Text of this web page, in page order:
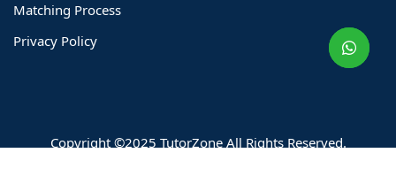
9 时至下午 6 时
至日 - 24 小时
Matching Process
Privacy Policy
Copyright ©2025 TutorZone All Rights Reserved.